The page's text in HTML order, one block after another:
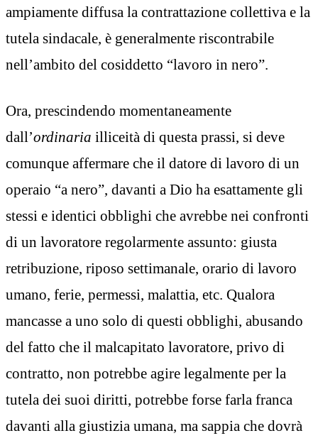
ampiamente diffusa la contrattazione collettiva e la
tutela sindacale, è generalmente riscontrabile
nell’ambito del cosiddetto “lavoro in nero”.
Ora, prescindendo momentaneamente
dall’ordinaria illiceità di questa prassi, si deve
comunque affermare che il datore di lavoro di un
operaio “a nero”, davanti a Dio ha esattamente gli
stessi e identici obblighi che avrebbe nei confronti
di un lavoratore regolarmente assunto: giusta
retribuzione, riposo settimanale, orario di lavoro
umano, ferie, permessi, malattia, etc. Qualora
mancasse a uno solo di questi obblighi, abusando
del fatto che il malcapitato lavoratore, privo di
contratto, non potrebbe agire legalmente per la
tutela dei suoi diritti, potrebbe forse farla franca
davanti alla giustizia umana, ma sappia che dovrà